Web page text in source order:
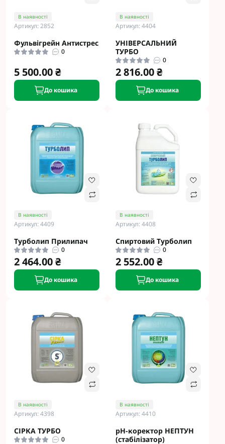
В наявності
Артикул: 2852
Фульвігрейн Антистрес
0
5 500.00 ₴
До кошика
В наявності
Артикул: 4404
УНІВЕРСАЛЬНИЙ
ТУРБО
0
2 816.00 ₴
До кошика
В наявності
Артикул: 4409
Турболип Прилипач
0
2 464.00 ₴
До кошика
В наявності
Артикул: 4408
Спиртовий Турболип
0
2 552.00 ₴
До кошика
В наявності
Артикул: 4398
СІРКА ТУРБО
0
В наявності
Артикул: 4410
рН-коректор НЕПТУН
(стабілізатор)